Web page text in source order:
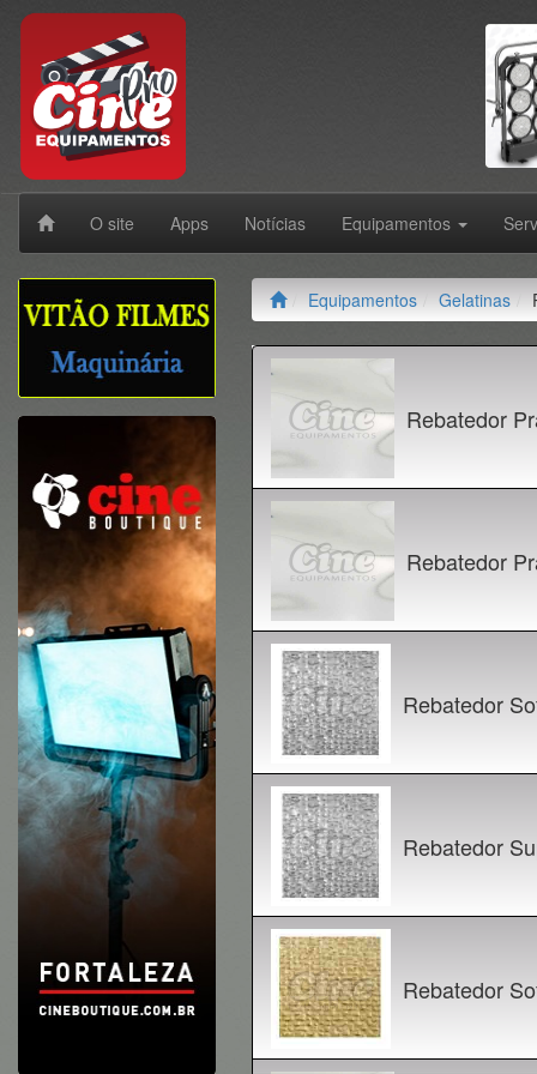
O site Apps Notícias Equipamentos
Equipamentos Gelatinas
Rebatedor
Rebatedor
Rebatedor
Rebatedor
Rebatedor